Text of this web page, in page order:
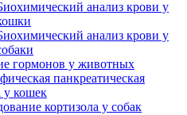
анализ крови у
анализ крови у
гормонов у животных
панкреатическая
у кошек
кортизола у собак